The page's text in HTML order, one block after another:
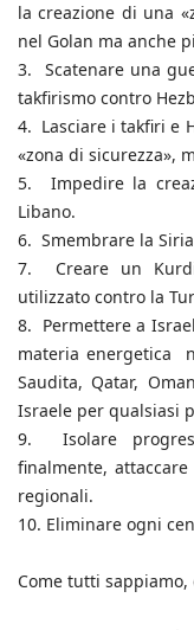
la creazione di una
nel Golan ma anche
3. Scatenare una
takfirismo contro
4. Lasciare i takfiri e
«zona di sicurezza»,
5. Impedire la
Libano.
6. Smembrare la
7. Creare un
utilizzato contro la
8. Permettere a
materia energetica
Saudita, Qatar,
Israele per qualsiasi
9. Isolare
finalmente,
regionali.
10. Eliminare ogni
Come tutti